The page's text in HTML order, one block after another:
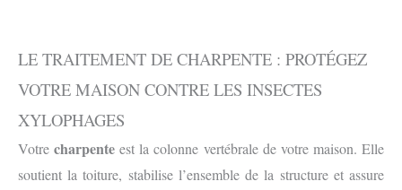
LE TRAITEMENT DE CHARPENTE : PROTÉGEZ
VOTRE MAISON CONTRE LES INSECTES
XYLOPHAGES
Votrecharpente est la colonne vertébrale de votre maison. Elle
soutient la toiture, stabilise l’ensemble de la structure et assure